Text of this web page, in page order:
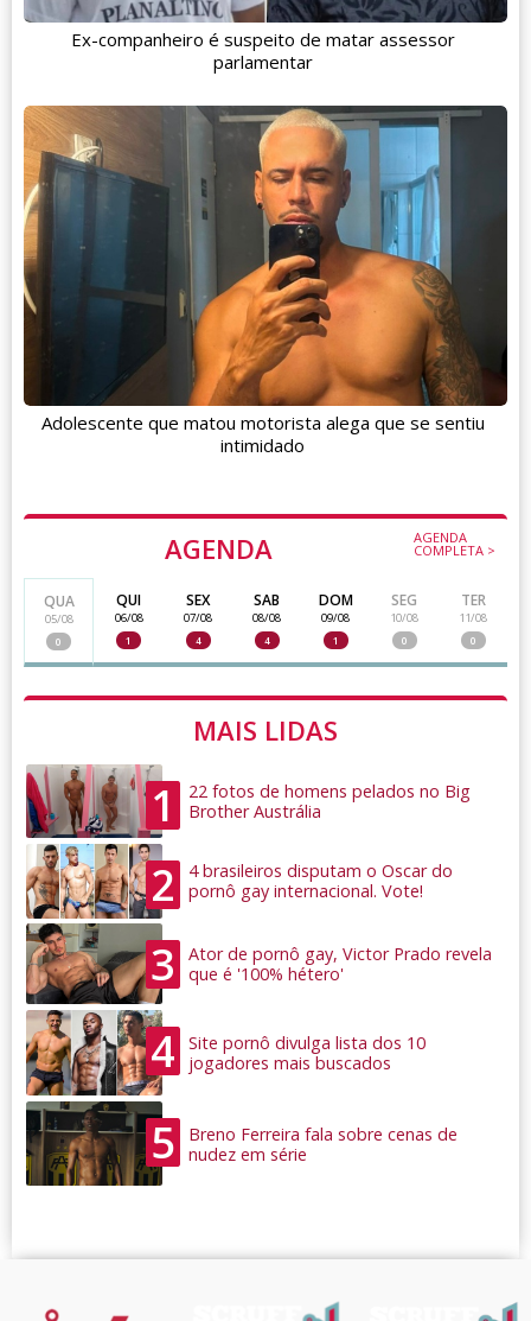
AGENDA AGENDA
COMPLETA >
QUA
05/08
0
QUI
06/08
1
SEX
07/08
4
SAB
08/08
4
DOM
09/08
1
SEG
10/08
0
TER
11/08
0
MAIS LIDAS
1
22 fotos de homens pelados no Big
Brother Austrália
2
4 brasileiros disputam o Oscar do
pornô gay internacional. Vote!
3
Ator de pornô gay, Victor Prado revela
que é '100% hétero'
4
Site pornô divulga lista dos 10
jogadores mais buscados
5
Breno Ferreira fala sobre cenas de
nudez em série
Ex-companheiro é suspeito de matar assessor
parlamentar
Adolescente que matou motorista alega que se sentiu
intimidado